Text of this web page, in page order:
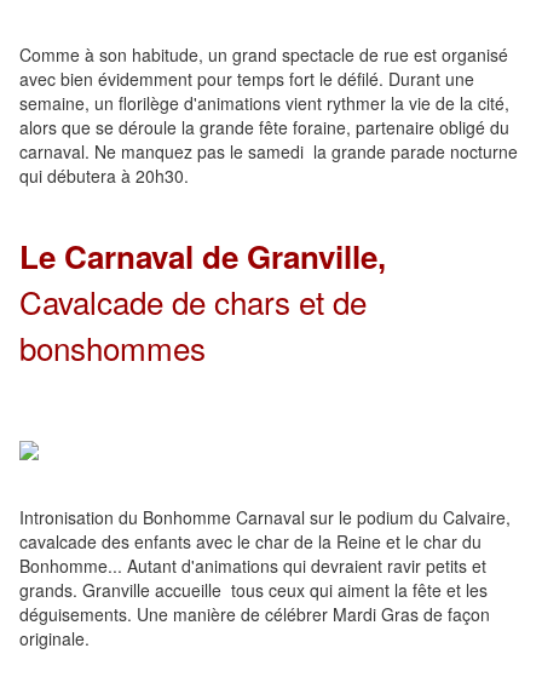
Comme à son habitude, un grand spectacle de rue est organisé
avec bien évidemment pour temps fort le défilé. Durant une
semaine, un florilège d'animations vient rythmer la vie de la cité,
alors que se déroule la grande fête foraine, partenaire obligé du
carnaval. Ne manquez pas le samedi la grande parade nocturne
qui débutera à 20h30.
Le Carnaval de Granville,
Cavalcade de chars et de
bonshommes
Intronisation du Bonhomme Carnaval sur le podium du Calvaire,
cavalcade des enfants avec le char de la Reine et le char du
Bonhomme... Autant d'animations qui devraient ravir petits et
grands. Granville accueille tous ceux qui aiment la fête et les
déguisements. Une manière de célébrer Mardi Gras de façon
originale.